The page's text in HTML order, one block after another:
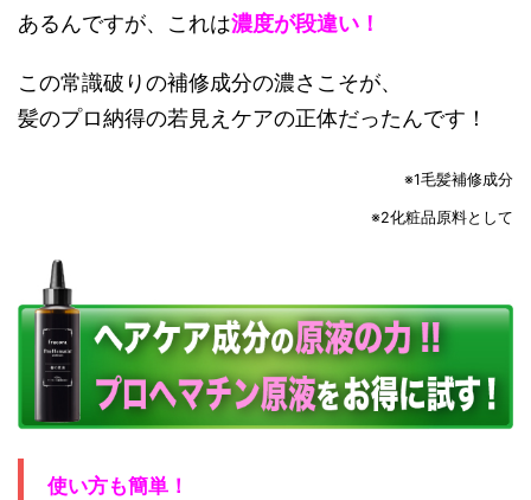
あるんですが、これは濃度が段違い！
この常識破りの補修成分の濃さこそが、
髪のプロ納得の若見えケアの正体だったんです！
※1毛髪補修成分
※2化粧品原料として
使い方も簡単！